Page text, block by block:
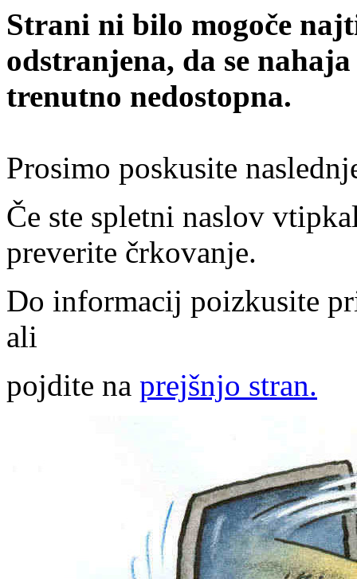
Strani ni bilo mogoče
odstranjena, da se
trenutno nedostopna.
Prosimo poskusite
Če ste spletni naslov
preverite črkovanje.
Do informacij poizkusite
ali
pojdite na prejšnjo stran.